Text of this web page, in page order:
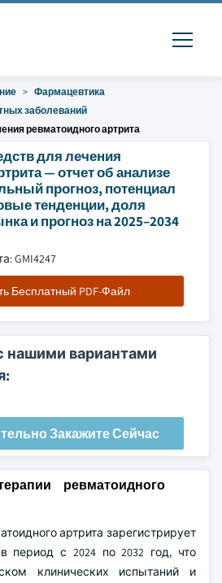
Фармацевтика
заболеваний
ревматоидного артрита
для лечения
— отчет об анализе
прогноз, потенциал
тенденции, доля
и прогноз на 2025–2034
GMI4247
Бесплатный PDF-Файл
нашими вариантами
Закажите Сейчас
ревматоидного
артрита зарегистрирует
период с 2024 по 2032 год, что
клинических испытаний и